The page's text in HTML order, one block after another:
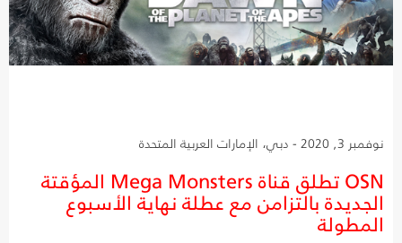
نوفمبر 3, 2020 - دبي، الإمارات العربية المتحدة
OSN تطلق قناة Mega Monsters المؤقتة
الجديدة بالتزامن مع عطلة نهاية الأسبوع
المطولة